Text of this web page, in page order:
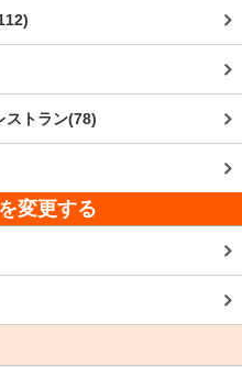
ストラン(78)
変更する